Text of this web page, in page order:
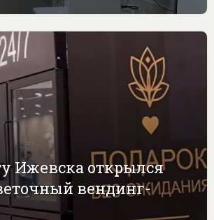
Ижевска открылся
вендинг-